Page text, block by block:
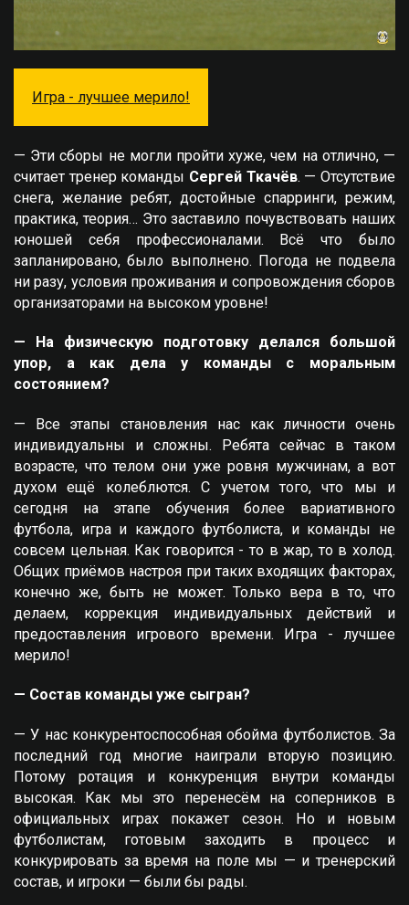
Игра - лучшее мерило!
— Эти сборы не могли пройти хуже, чем на отлично, —
считает тренер команды Сергей Ткачёв. — Отсутствие
снега, желание ребят, достойные спарринги, режим,
практика, теория… Это заставило почувствовать наших
юношей себя профессионалами. Всё что было
запланировано, было выполнено. Погода не подвела
ни разу, условия проживания и сопровождения сборов
организаторами на высоком уровне!
— На физическую подготовку делался большой
упор, а как дела у команды с моральным
состоянием?
— Все этапы становления нас как личности очень
индивидуальны и сложны. Ребята сейчас в таком
возрасте, что телом они уже ровня мужчинам, а вот
духом ещё колеблются. С учетом того, что мы и
сегодня на этапе обучения более вариативного
футбола, игра и каждого футболиста, и команды не
совсем цельная. Как говорится - то в жар, то в холод.
Общих приёмов настроя при таких входящих факторах,
конечно же, быть не может. Только вера в то, что
делаем, коррекция индивидуальных действий и
предоставления игрового времени. Игра - лучшее
мерило!
— Состав команды уже сыгран?
— У нас конкурентоспособная обойма футболистов. За
последний год многие наиграли вторую позицию.
Потому ротация и конкуренция внутри команды
высокая. Как мы это перенесём на соперников в
официальных играх покажет сезон. Но и новым
футболистам, готовым заходить в процесс и
конкурировать за время на поле мы — и тренерский
состав, и игроки — были бы рады.